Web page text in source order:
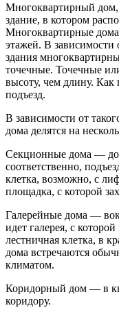
Многоквартирный дом,
здание, в котором
Многоквартирные дома
этажей. В
здания
точечные. Точечные
высоту, чем длину.
подъезд.
В зависимости от
дома делятся на
Секционные дома —
соответственно,
клетка, возможно, с
площадка, с которой
Галерейные дома —
идет галерея, с
лестничная клетка, в
дома встречаются
климатом.
Коридорный дом — в
коридору.